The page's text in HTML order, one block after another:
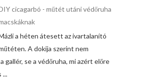
cicagarbó - műtét utáni védőruha
a héten átesett az ivartalanító
A dokija szerint nem
gallér, se a védőruha, mi azért előre
...